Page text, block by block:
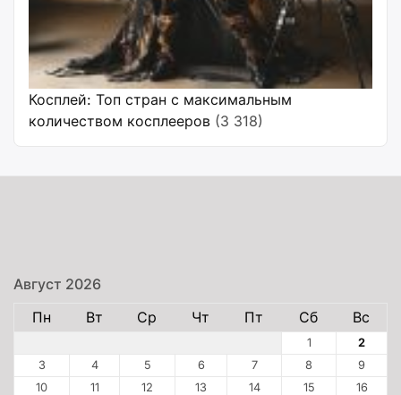
Косплей: Топ стран с максимальным
количеством косплееров (3 318)
Август 2026
Пн
Вт Ср Чт Пт Сб Вс
1
2
3
4 5 6 7 8
9
10
11 12 13 14 15
16